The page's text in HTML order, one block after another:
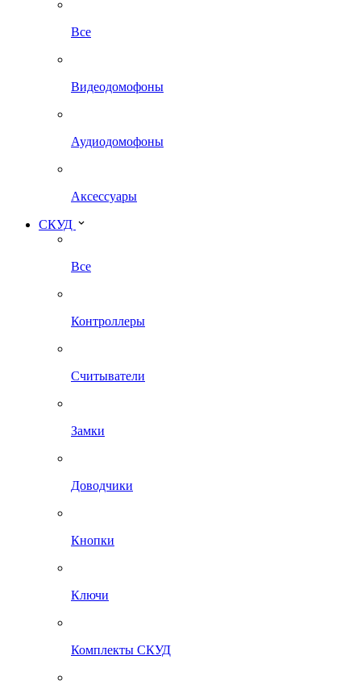
Все
Видеодомофоны
Аудиодомофоны
Аксессуары
СКУД
Все
Контроллеры
Считыватели
Замки
Доводчики
Кнопки
Ключи
Комплекты СКУД